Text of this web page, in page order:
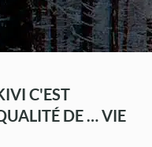
C'EST
DE … VIE